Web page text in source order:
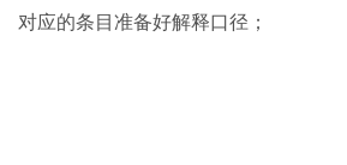
对应的条目准备好解释口径；